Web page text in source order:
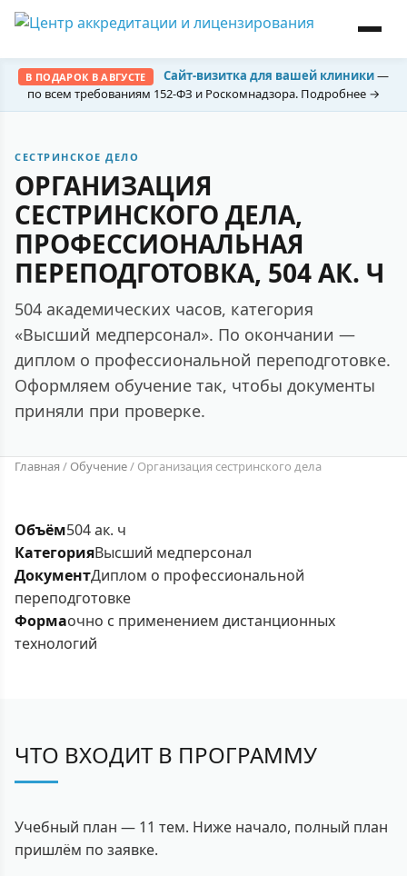
В ПОДАРОК В АВГУСТЕ Сайт-визитка для вашей клиники—
по всем требованиям 152-ФЗ и Роскомнадзора. Подробнее →
СЕСТРИНСКОЕ ДЕЛО
ОРГАНИЗАЦИЯ
СЕСТРИНСКОГО ДЕЛА,
ПРОФЕССИОНАЛЬНАЯ
ПЕРЕПОДГОТОВКА, 504 АК. Ч
504 академических часов, категория
«Высший медперсонал». По окончании —
диплом о профессиональной переподготовке.
Оформляем обучение так, чтобы документы
приняли при проверке.
Главная / Обучение/ Организация сестринского дела
Объём504 ак. ч
КатегорияВысший медперсонал
ДокументДиплом о профессиональной
переподготовке
Формаочно с применением дистанционных
технологий
ЧТО ВХОДИТ В ПРОГРАММУ
Учебный план — 11 тем. Ниже начало, полный план
пришлём по заявке.